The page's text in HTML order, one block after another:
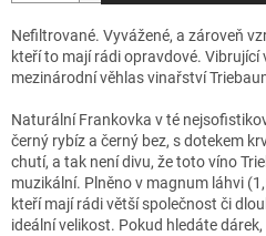
Nefiltrované. Vyvážené, a zároveň
kteří to mají rádi opravdové. Vibrující
mezinárodní věhlas vinařství
Naturální Frankovka v té
černý rybíz a černý bez, s dotekem
chutí, a tak není divu, že toto víno
muzikální. Plněno v magnum láhvi
kteří mají rádi větší společnost či
ideální velikost. Pokud hledáte